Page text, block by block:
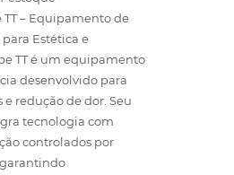
TT – Equipamento de
Estética e
TT é um equipamento
desenvolvido para
redução de dor. Seu
tecnologia com
controlados por